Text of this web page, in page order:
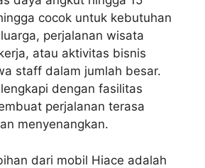
cocok untuk kebutuhan
perjalanan wisata
atau aktivitas bisnis
staff dalam jumlah besar.
dengan fasilitas
perjalanan terasa
menyenangkan.
dari mobil Hiace adalah